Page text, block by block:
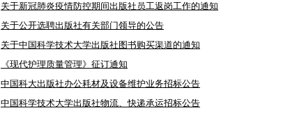
关于新冠肺炎疫情防控期间出版社员工返岗工作的通知
关于公开选聘出版社有关部门领导的公告
关于中国科学技术大学出版社图书购买渠道的通知
《现代护理质量管理》征订通知
中国科大出版社办公耗材及设备维护业务招标公告
中国科学技术大学出版社物流、快递承运招标公告